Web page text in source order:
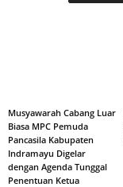
Musyawarah Cabang Luar
Biasa MPC Pemuda
Pancasila Kabupaten
Indramayu Digelar
dengan Agenda Tunggal
Penentuan Ketua